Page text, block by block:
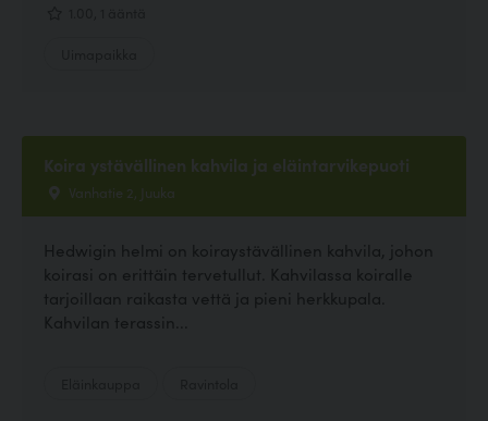
Koira ystävällinen kahvila ja eläintarvikepuoti
Vanhatie 2, Juuka
Hedwigin helmi on koiraystävällinen kahvila, johon
koirasi on erittäin tervetullut. Kahvilassa koiralle
tarjoillaan raikasta vettä ja pieni herkkupala.
Kahvilan terassin...